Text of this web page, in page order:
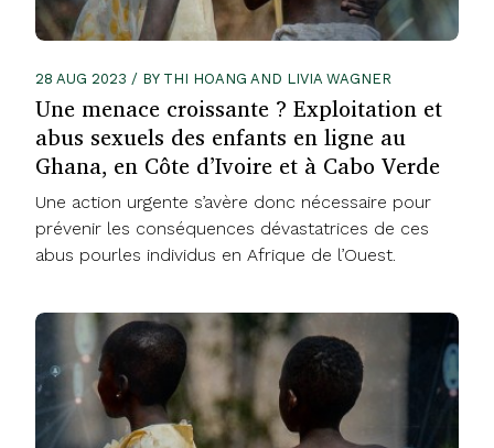
28 AUG 2023 / BY THI HOANG AND LIVIA WAGNER
Une menace croissante ? Exploitation et
abus sexuels des enfants en ligne au
Ghana, en Côte d’Ivoire et à Cabo Verde
Une action urgente s’avère donc nécessaire pour
prévenir les conséquences dévastatrices de ces
abus pourles individus en Afrique de l’Ouest.